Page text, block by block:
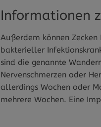
Informationen
Außerdem können
bakterieller
sind die genannte
Nervenschmerzen oder
allerdings Wochen oder
mehrere Wochen. Eine